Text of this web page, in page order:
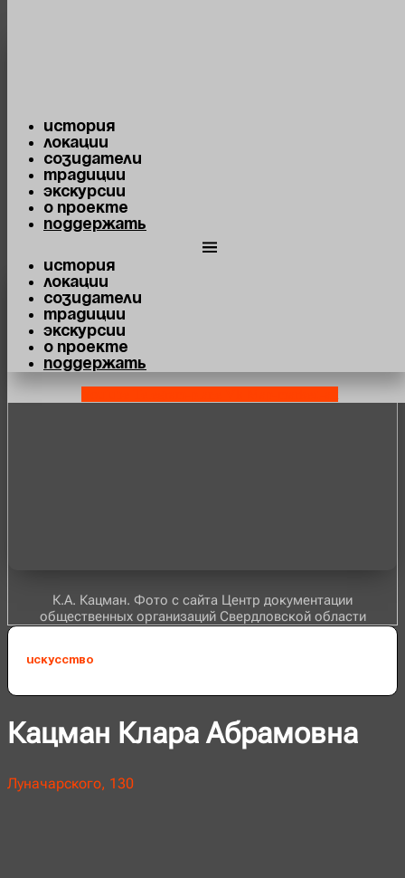
История
Локации
Созидатели
Традиции
Экскурсии
О проекте
Поддержать
История
Локации
Созидатели
Традиции
Экскурсии
О проекте
Поддержать
К.А. Кацман. Фото с сайта Центр документации
общественных организаций Свердловской области
Искусство
Кацман Клара Абрамовна
Луначарского, 130